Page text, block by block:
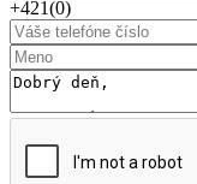
+421(0)